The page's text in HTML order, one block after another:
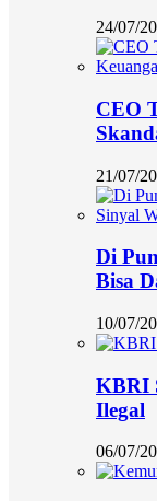
24/07/
CEO
21/07/
Di
Bisa
10/07/
KBRI
Ilegal
06/07/